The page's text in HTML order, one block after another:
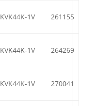
KVK44K-1V 261155
KVK44K-1V 264269
KVK44K-1V 270041